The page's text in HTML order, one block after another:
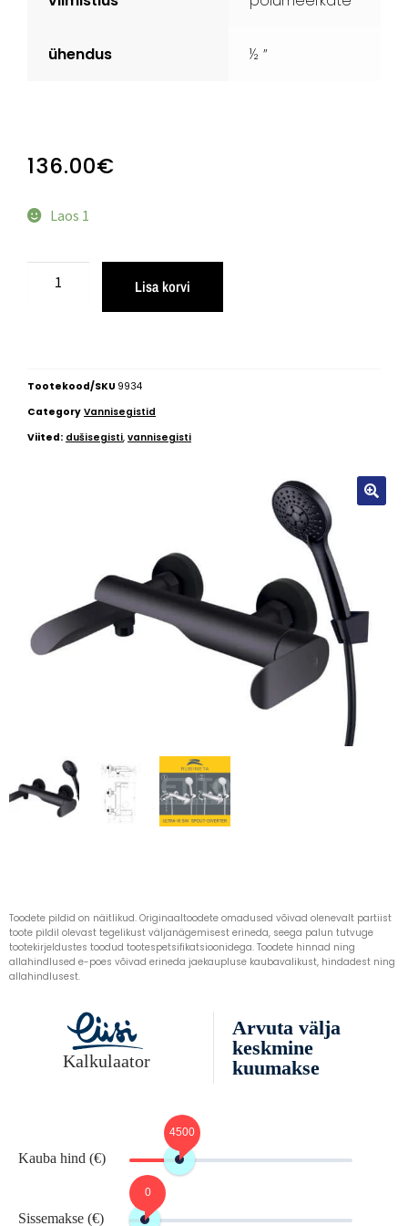
Toodete pildid on näitlikud. Originaaltoodete omadused võivad olenevalt partiist
toote pildil olevast tegelikust väljanägemisest erineda, seega palun tutvuge
tootekirjeldustes toodud tootespetsifikatsioonidega. Toodete hinnad ning
allahindlused e-poes võivad erineda jaekaupluse kaubavalikust, hindadest ning
allahindlusest.
ühendus ½ ”
136.00€
Laos 1
Lisa korvi
Tootekood/SKU 9934
Category Vannisegistid
Viited: dušisegisti, vannisegisti